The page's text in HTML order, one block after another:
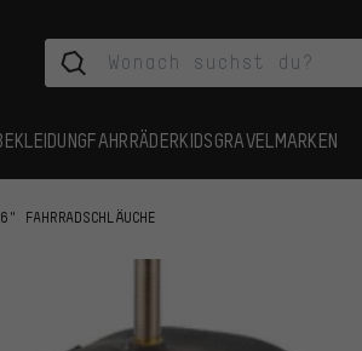
FAHRRÄDERKIDSGRAVEL MARKEN
FAHRRADSCHLÄUCHE